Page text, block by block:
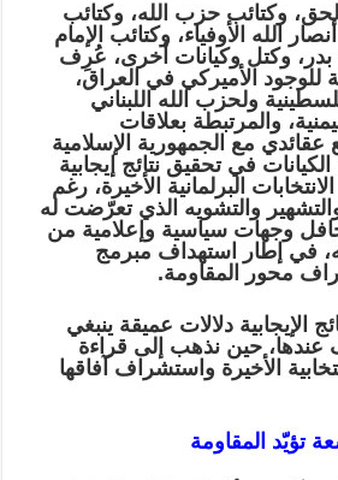
وكتائب حزب الله، وكتائب
الله الأوفياء، وكتائب الإمام
وكتل وكيانات أخرى، عُرِف
للوجود الأميركي في العراق،
ولحزب الله اللبناني
والمرتبطة بعلاقات
عقائدي مع الجمهورية الإسلامية
في تحقيق نتائج إيجابية
البرلمانية الأخيرة، رغم
والتشويه الذي تعرّضت له
وجهات سياسية وإعلامية من
في إطار استهداف مبرمج
محور المقاومة.
الإيجابية دلالات عميقة ينبغي
عندها، حين نذهب إلى قراءة
الأخيرة واستشراف آفاقها
تؤيّد المقاومة